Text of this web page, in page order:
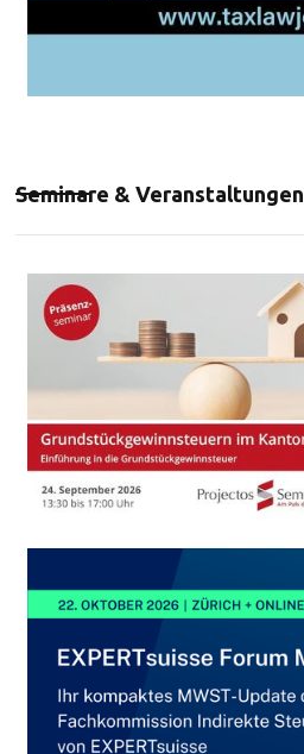
Seminare & Veranstaltungen